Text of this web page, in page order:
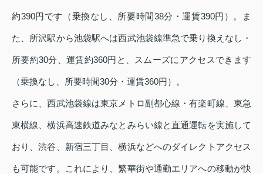
約390円です（乗換なし、所要時間38分・運賃390円）。ま
た、所沢駅から池袋駅へは西武池袋線準急で乗り換えなし・
所要約30分、運賃約360円と、スムーズにアクセスできます
（乗換なし、所要時間30分・運賃360円）。
さらに、西武池袋線は東京メトロ副都心線・有楽町線、東急
東横線、横浜高速鉄道みなとみらい線と直通運転を実施して
おり、渋谷、新宿三丁目、横浜などへのダイレクトアクセス
も可能です。これにより、繁華街や通勤エリアへの移動が快